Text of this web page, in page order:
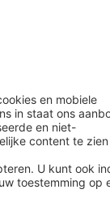
aankoop